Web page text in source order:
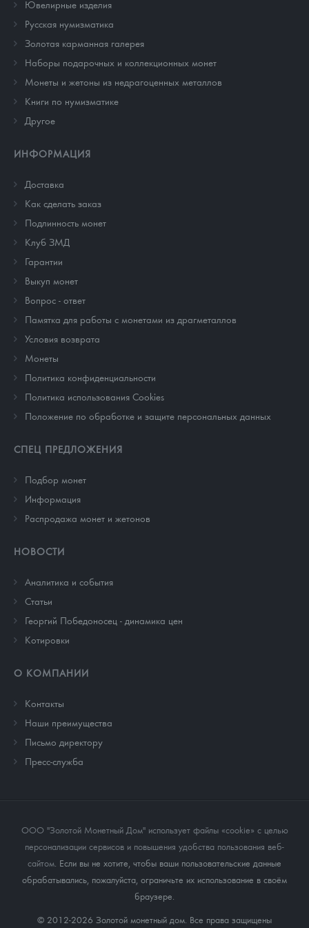
Ювелирные изделия
Русская нумизматика
Золотая карманная галерея
Наборы подарочных и коллекционных монет
Монеты и жетоны из недрагоценных металлов
Книги по нумизматике
Другое
ИНФОРМАЦИЯ
Доставка
Как сделать заказ
Подлинность монет
Клуб ЗМД
Гарантии
Выкуп монет
Вопрос - ответ
Памятка для работы с монетами из драгметаллов
Условия возврата
Монеты
Политика конфиденциальности
Политика использования Cookies
Положение по обработке и защите персональных данных
СПЕЦ ПРЕДЛОЖЕНИЯ
Подбор монет
Информация
Распродажа монет и жетонов
НОВОСТИ
Аналитика и события
Cтатьи
Георгий Победоносец - динамика цен
Котировки
О КОМПАНИИ
Контакты
Наши преимущества
Письмо директору
Пресс-служба
ООО "Золотой Монетный Дом" использует файлы «cookie» с целью
персонализации сервисов и повышения удобства пользования веб-
сайтом. Если вы не хотите, чтобы ваши пользовательские данные
обрабатывались, пожалуйста, ограничьте их использование в своём
браузере.
© 2012-2026 Золотой монетный дом. Все права защищены